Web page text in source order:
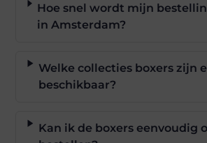
Hoe snel wordt mijn
in Amsterdam?
Welke collecties boxers zijn
beschikbaar?
Kan ik de boxers eenvoudig